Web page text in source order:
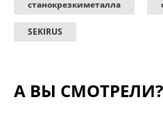
станокрезкиметалла
SEKIRUS
А ВЫ СМОТРЕЛИ?